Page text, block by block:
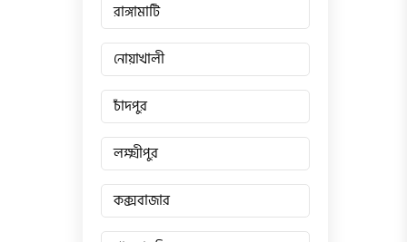
রাঙ্গামাটি
নোয়াখালী
চাঁদপুর
লক্ষ্মীপুর
কক্সবাজার